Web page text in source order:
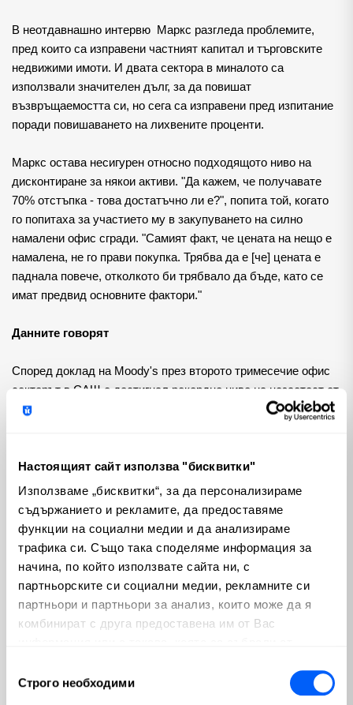
Настоящият сайт използва "бисквитки"
Използваме „бисквитки“, за да персонализираме
съдържанието и рекламите, да предоставяме
функции на социални медии и да анализираме
трафика си. Също така споделяме информация за
начина, по който използвате сайта ни, с
партньорските си социални медии, рекламните си
партньори и партньори за анализ, които може да я
комбинират с друга предоставена им от Вас
наСтрого необходими
В неотдавнашно интервю  Маркс разгледа проблемите,
пред които са изправени частният капитал и търговските
недвижими имоти. И двата сектора в миналото са
използвали значителен дълг, за да повишат
възвръщаемостта си, но сега са изправени пред изпитание
поради повишаването на лихвените проценти.
Маркс остава несигурен относно подходящото ниво на
дисконтиране за някои активи. "Да кажем, че получавате
70% отстъпка - това достатъчно ли е?", попита той, когато
го попитаха за участието му в закупуването на силно
намалени офис сгради. "Самият факт, че цената на нещо е
намалена, не го прави покупка. Трябва да е [че] цената е
паднала повече, отколкото би трябвало да бъде, като се
имат предвид основните фактори."
Данните говорят
Според доклад на Moody's през второто тримесечие офис
секторът в САЩ е достигнал рекордно ниво на незаетост от
20,1%, надхвърляйки 20% за първи път. Това поражда
икономика и исторически ниското ниво на безработица от
4,1% към юни, ефективните наеми остават без промяна или
тримесечия, допълва Moody's.
Обемът на сделките е нисък, откакто Федералният резерв
Анализаторите на Barclays отбелязаха, че новите оценки на